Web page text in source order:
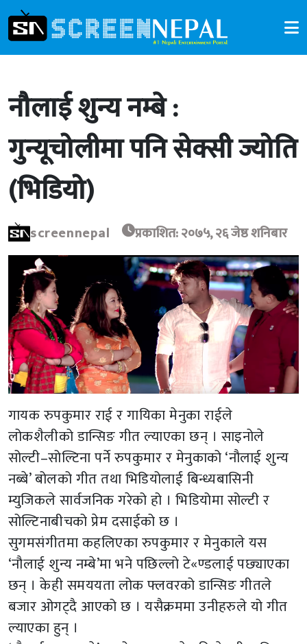
नौलाई शुन्य नम्बे :
गुन्यूचोलीमा पनि सेक्सी ज्योति
(भिडियो)
screennepal प्रकाशित: २०७५, २६ जेष्ठ शनिबार
गायक रुपकुमार राई र गायिका मेनुका राईले
लोकशैलीको डान्सिङ गीत ल्याएका छन् । साइनोले
सोल्टी–सोल्टिना पर्ने रुपकुमार र मेनुकाको ‘नौलाई शुन्य
नब्बे’ बोलको गीत तथा भिडियोलाई बिन्ध्यबासिनी
म्युजिकले सार्वजनिक गरेको हो । भिडियोमा सोल्टी र
सोल्टिनाबीचको प्रेम दसाईको छ ।
सुगमसंगीतमा कहलिएका रुपकुमार र मेनुकाले यस
‘नौलाई शुन्य नम्बे’मा भने पछिल्लो टे«ण्डलाई पछ्याएका
छन् । केही समययता लोक फ्लवरको डान्सिङ गीतले
बजार ओगट्दै आएको छ । यसैक्रममा उनीहरुले यो गीत
ल्याएका हुन् ।